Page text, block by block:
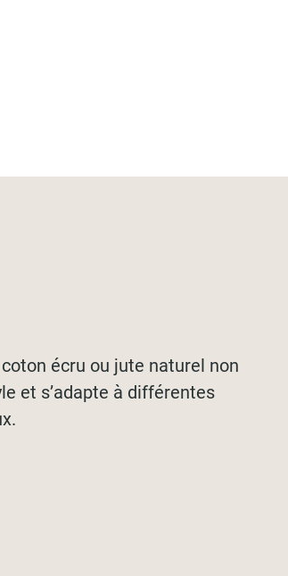
écru ou jute naturel non
et s’adapte à différentes